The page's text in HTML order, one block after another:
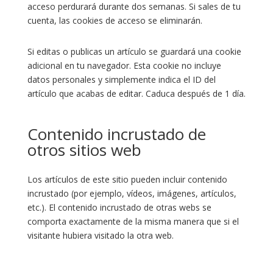
acceso perdurará durante dos semanas. Si sales de tu
cuenta, las cookies de acceso se eliminarán.
Si editas o publicas un artículo se guardará una cookie
adicional en tu navegador. Esta cookie no incluye
datos personales y simplemente indica el ID del
artículo que acabas de editar. Caduca después de 1 día.
Contenido incrustado de
otros sitios web
Los artículos de este sitio pueden incluir contenido
incrustado (por ejemplo, vídeos, imágenes, artículos,
etc.). El contenido incrustado de otras webs se
comporta exactamente de la misma manera que si el
visitante hubiera visitado la otra web.